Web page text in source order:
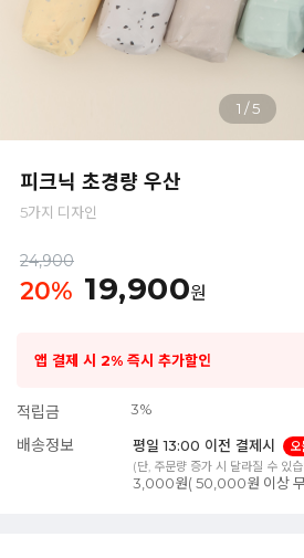
1 /5
피크닉 초경량 우산
5가지 디자인
24,900
20% 19,900원
앱 결제 시 2% 즉시 추가할인
적립금 3%
배송정보 평일 13:00 이전 결제시
오
(단, 주문량 증가 시 달라질 수 있
3,000원( 50,000원 이상